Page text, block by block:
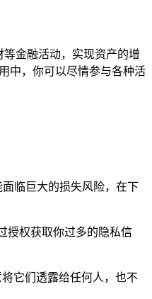
金融活动，实现资产的增
中，你可以尽情参与各种活
临巨大的损失风险，在下
授权获取你过多的隐私信
它们透露给任何人，也不